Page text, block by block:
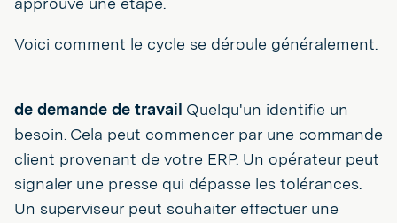
Voici comment le cycle se déroule généralement.
de demande de travail Quelqu'un identifie un
besoin. Cela peut commencer par une commande
client provenant de votre ERP. Un opérateur peut
signaler une presse qui dépasse les tolérances.
Un superviseur peut souhaiter effectuer une